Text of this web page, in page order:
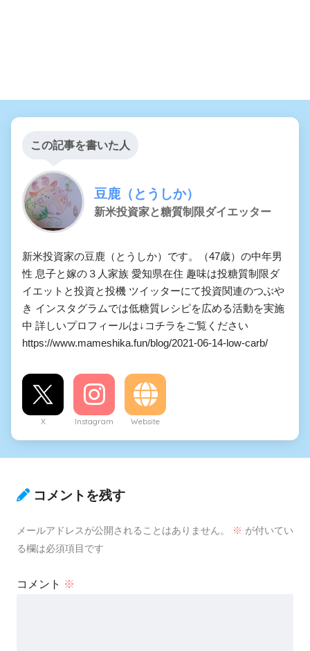
この記事を書いた人
豆鹿（とうしか）
新米投資家と糖質制限ダイエッター
新米投資家の豆鹿（とうしか）です。（47歳）の中年男
性 息子と嫁の３人家族 愛知県在住 趣味は投糖質制限ダ
イエットと投資と投機 ツイッターにて投資関連のつぶや
き インスタグラムでは低糖質レシピを広める活動を実施
中 詳しいプロフィールは↓コチラをご覧ください
https://www.mameshika.fun/blog/2021-06-14-low-carb/
X Instagram Website
コメントを残す
メールアドレスが公開されることはありません。 ※ が付いてい
る欄は必須項目です
コメント ※